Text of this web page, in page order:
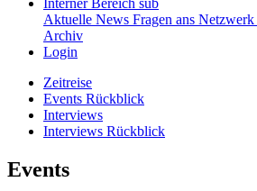
Interner Bereich sub
Aktuelle News Fragen ans Netzwerk
Archiv
Login
Zeitreise
Events Rückblick
Interviews
Interviews Rückblick
Events